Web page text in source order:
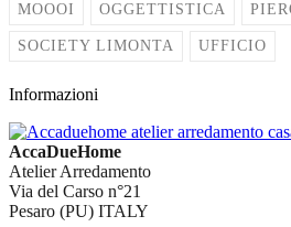
MOOOI OGGETTISTICA
SOCIETY LIMONTA UFFICIO
Informazioni
AccaDueHome
Atelier Arredamento
Via del Carso n°21
Pesaro (PU) ITALY